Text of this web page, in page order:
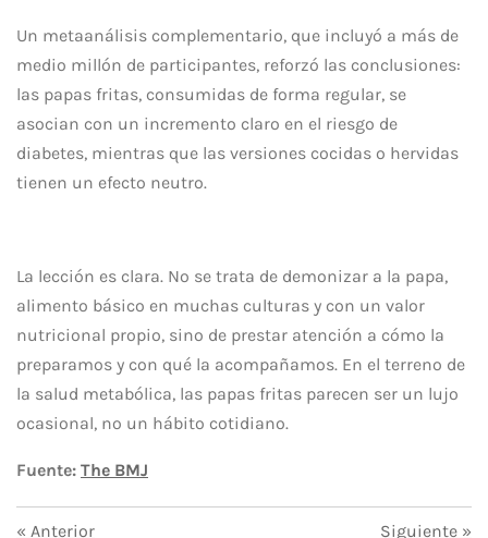
Un metaanálisis complementario, que incluyó a más de
medio millón de participantes, reforzó las conclusiones:
las papas fritas, consumidas de forma regular, se
asocian con un incremento claro en el riesgo de
diabetes, mientras que las versiones cocidas o hervidas
tienen un efecto neutro.
La lección es clara. No se trata de demonizar a la papa,
alimento básico en muchas culturas y con un valor
nutricional propio, sino de prestar atención a cómo la
preparamos y con qué la acompañamos. En el terreno de
la salud metabólica, las papas fritas parecen ser un lujo
ocasional, no un hábito cotidiano.
Fuente: The BMJ
« Anterior Siguiente »